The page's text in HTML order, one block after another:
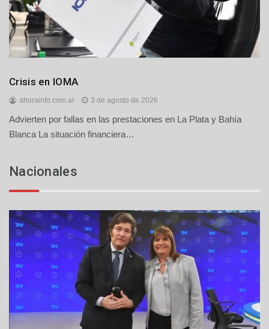
Provinciales
Crisis en IOMA
ahorainfo.com.ar 3 de agosto de 2026
Advierten por fallas en las prestaciones en La Plata y Bahía
Blanca La situación financiera…
Nacionales